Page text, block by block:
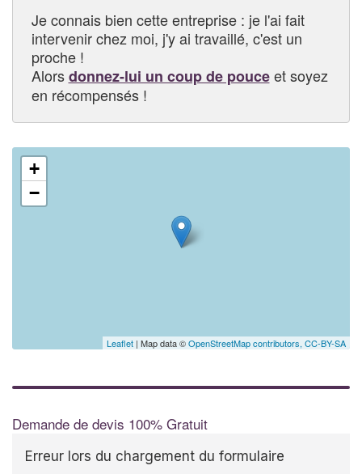
Je connais bien cette entreprise : je l'ai fait
intervenir chez moi, j'y ai travaillé, c'est un
proche !
Alorsdonnez-lui un coup de pouceet soyez
en récompensés !
+
−
Leaflet | Map data ©OpenStreetMap contributors, CC-BY-SA
Demande de devis 100% Gratuit
Erreur lors du chargement du formulaire